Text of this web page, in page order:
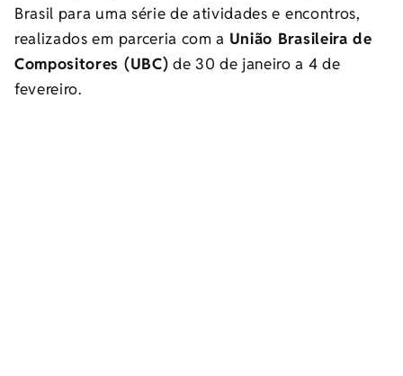
Brasil para uma série de atividades e encontros,
realizados em parceria com a União Brasileira de
Compositores (UBC) de 30 de janeiro a 4 de
fevereiro.